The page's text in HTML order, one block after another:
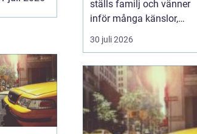
ställs familj och vänner
inför många känslor,
men också praktiska
beslut.
ceremoni i någon av
Håbo församlings kyrkor
eller ka...
30 juli 2026